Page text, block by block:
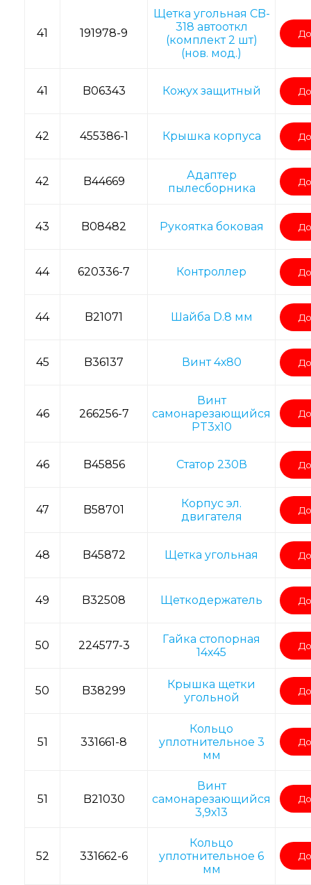
41 191978-9
Щетка угольная CB-
318 автооткл
(комплект 2 шт)
(нов. мод.)
41 B06343 Кожух защитный
42 455386-1 Крышка корпуса
42 B44669
Адаптер
пылесборника
43 B08482 Рукоятка боковая
44 620336-7 Контроллер
44 B21071 Шайба D.8 мм
45 B36137 Винт 4х80
46 266256-7
Винт
самонарезающийся
РT3х10
46 B45856 Статор 230В
47 B58701
Корпус эл.
двигателя
48 B45872 Щетка угольная
49 B32508 Щеткодержатель
50 224577-3
Гайка стопорная
14х45
50 B38299
Крышка щетки
угольной
51 331661-8
Кольцо
уплотнительное 3
мм
51 B21030
Винт
самонарезающийся
3,9х13
52 331662-6
Кольцо
уплотнительное 6
мм